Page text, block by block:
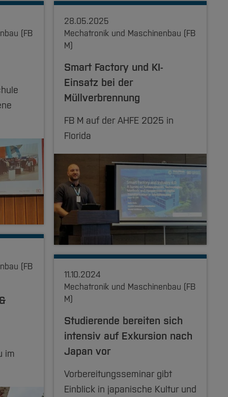
(FB
28.05.2025
Mechatronik und Maschinenbau (FB
M)
Smart Factory und KI-
Einsatz bei der
Müllverbrennung
FB M auf der AHFE 2025 in
Florida
(FB
im
11.10.2024
Mechatronik und Maschinenbau (FB
M)
Studierende bereiten sich
intensiv auf Exkursion nach
Japan vor
Vorbereitungsseminar gibt
Einblick in japanische Kultur und